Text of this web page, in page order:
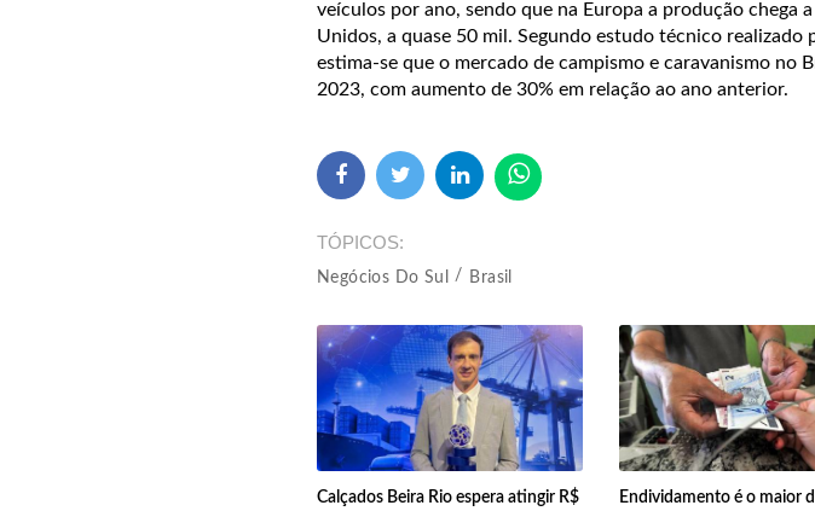
veículos por ano, sendo que na Europa a produção chega
Unidos, a quase 50 mil. Segundo estudo técnico realizado
estima-se que o mercado de campismo e caravanismo no
2023, com aumento de 30% em relação ao ano anterior.
TÓPICOS
Negócios Do Sul Brasil
Calçados Beira Rio espera atingir R$
Endividamento é o maior